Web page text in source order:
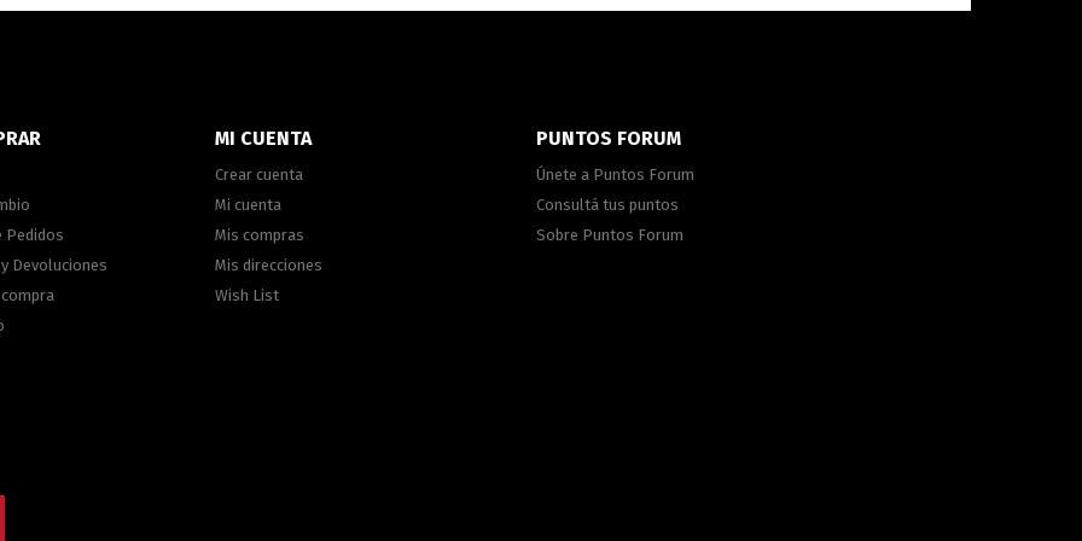
Pedidos
Devoluciones
MI CUENTA
Crear cuenta
Mi cuenta
Mis compras
Mis direcciones
Wish List
PUNTOS FORUM
Únete a Puntos Forum
Consultá tus puntos
Sobre Puntos Forum